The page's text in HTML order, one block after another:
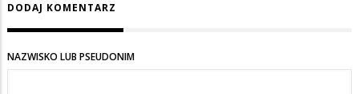
DODAJ KOMENTARZ
NAZWISKO LUB PSEUDONIM